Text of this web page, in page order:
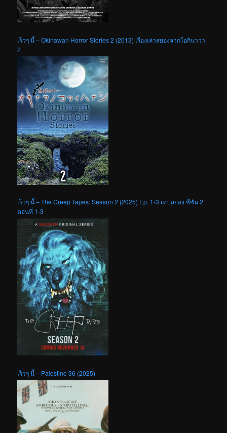
เร็วๆ นี้ – Okinawan Horror Stories 2 (2013) เรื่องเล่าสยองจากโอกินาว่า
2
เร็วๆ นี้ – The Creep Tapes: Season 2 (2025) Ep. 1-3 เทปสยอง ซีซัน 2
ตอนที่ 1-3
เร็วๆ นี้ – Palestine 36 (2025)